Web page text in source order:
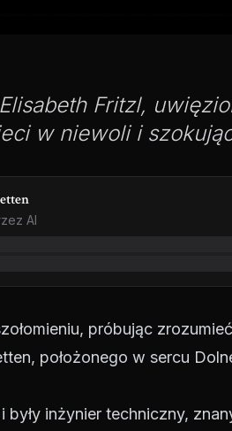
Fritzl,
w niewoli i
AI
próbując
położonego w sercu
inżynier techniczny,